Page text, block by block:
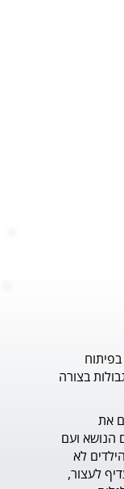
בצורה
והוא מלווה באיורים חמודים שתואמים את
הדמויות בסיפור. הסיפור מלמד את הילדים לא